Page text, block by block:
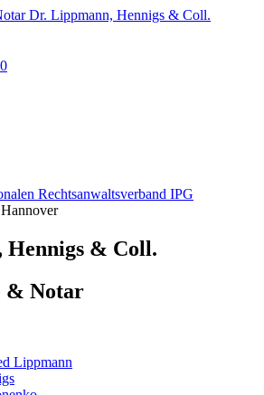
Hennigs & Coll.
& Notar
Lippmann